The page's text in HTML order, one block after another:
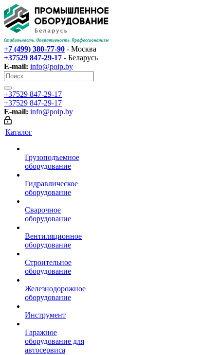
+7 (499) 380-77-90 - Москва
+37529 847-29-17‬ - Беларусь
E-mail: info@poip.by
+37529 847-29-17‬
+37529 847-29-17‬
E-mail: info@poip.by
Каталог
Грузоподъемное
оборудование
Гидравлическое
оборудование
Сварочное
оборудование
Вентиляционное
оборудование
Строительное
оборудование
Железнодорожное
оборудование
Инструмент
Гаражное
оборудование для
автосервиса